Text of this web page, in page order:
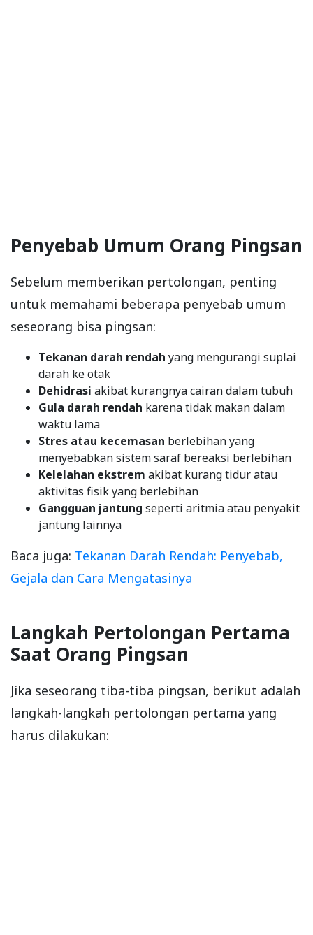
Penyebab Umum Orang Pingsan
Sebelum memberikan pertolongan, penting
untuk memahami beberapa penyebab umum
seseorang bisa pingsan:
Tekanan darah rendah yang mengurangi suplai
darah ke otak
Dehidrasi akibat kurangnya cairan dalam tubuh
Gula darah rendah karena tidak makan dalam
waktu lama
Stres atau kecemasan berlebihan yang
menyebabkan sistem saraf bereaksi berlebihan
Kelelahan ekstrem akibat kurang tidur atau
aktivitas fisik yang berlebihan
Gangguan jantung seperti aritmia atau penyakit
jantung lainnya
Baca juga: Tekanan Darah Rendah: Penyebab,
Gejala dan Cara Mengatasinya
Langkah Pertolongan Pertama
Saat Orang Pingsan
Jika seseorang tiba-tiba pingsan, berikut adalah
langkah-langkah pertolongan pertama yang
harus dilakukan: